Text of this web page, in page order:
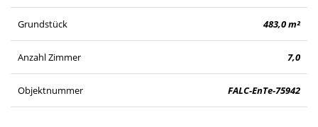
Grundstück 483,0 m²
Anzahl Zimmer 7,0
Objektnummer FALC-EnTe-75942